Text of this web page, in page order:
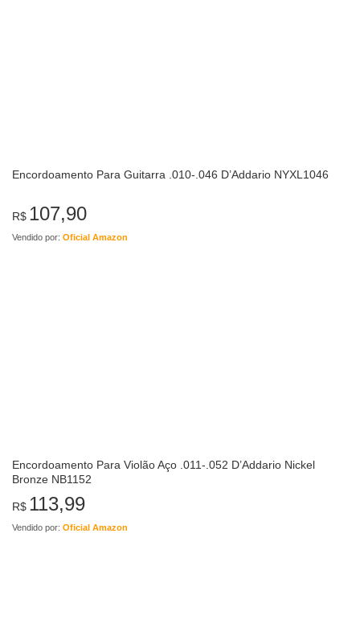
Encordoamento Para Guitarra .010-.046 D’Addario NYXL1046
R$ 107,90
Vendido por: Oficial Amazon
Encordoamento Para Violão Aço .011-.052 D’Addario Nickel
Bronze NB1152
R$ 113,99
Vendido por: Oficial Amazon